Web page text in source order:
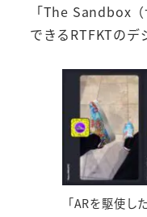
「The Sandbox
できるRTFKTのデ
「ARを駆使